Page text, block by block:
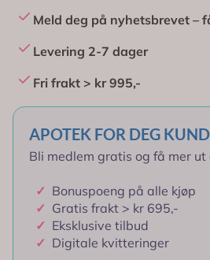
Meld deg på nyhetsbrevet –
Levering 2-7 dager
Fri frakt > kr 995,-
APOTEK FOR DEG
Bli medlem gratis og få mer ut
✓ Bonuspoeng på alle kjøp
✓ Gratis frakt > kr 695,-
✓ Eksklusive tilbud
✓ Digitale kvitteringer